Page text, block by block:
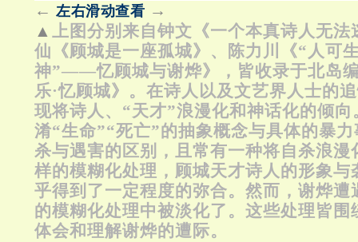
← 左右滑动查看 →
▲ 上图分别来自钟文《一个本真诗人无法
仙《顾城是一座孤城》、陈力川《“人可
神”——忆顾城与谢烨》，皆收录于北岛
乐·忆顾城》。在诗人以及文艺界人士的
现将诗人、“天才”浪漫化和神话化的倾
淆“生命”“死亡”的抽象概念与具体的暴
杀与遇害的区别，且常有一种将自杀浪漫
样的模糊化处理，顾城天才诗人的形象与
乎得到了一定程度的弥合。然而，谢烨遭
的模糊化处理中被淡化了。这些处理皆围
体会和理解谢烨的遭际。